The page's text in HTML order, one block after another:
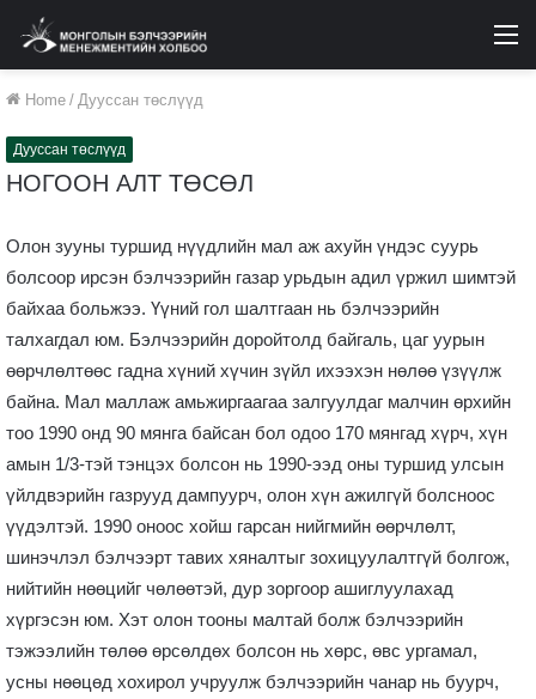
Home / Дууссан төслүүд
Дууссан төслүүд
НОГООН АЛТ ТӨСӨЛ
Олон зууны туршид нүүдлийн мал аж ахуйн үндэс суурь
болсоор ирсэн бэлчээрийн газар урьдын адил үржил шимтэй
байхаа больжээ. Үүний гол шалтгаан нь бэлчээрийн
талхагдал юм. Бэлчээрийн доройтолд байгаль, цаг уурын
өөрчлөлтөөс гадна хүний хүчин зүйл ихээхэн нөлөө үзүүлж
байна. Мал маллаж амьжиргаагаа залгуулдаг малчин өрхийн
тоо 1990 онд 90 мянга байсан бол одоо 170 мянгад хүрч, хүн
амын 1/3-тэй тэнцэх болсон нь 1990-ээд оны туршид улсын
үйлдвэрийн газрууд дампуурч, олон хүн ажилгүй болсноос
үүдэлтэй. 1990 оноос хойш гарсан нийгмийн өөрчлөлт,
шинэчлэл бэлчээрт тавих хяналтыг зохицуулалтгүй болгож,
нийтийн нөөцийг чөлөөтэй, дур зоргоор ашиглуулахад
хүргэсэн юм. Хэт олон тооны малтай болж бэлчээрийн
тэжээлийн төлөө өрсөлдөх болсон нь хөрс, өвс ургамал,
усны нөөцөд хохирол учруулж бэлчээрийн чанар нь буурч,